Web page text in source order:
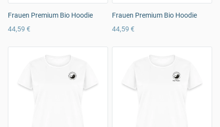
Frauen Premium Bio Hoodie
44,59 €
Frauen Premium Bio Hoodie
44,59 €